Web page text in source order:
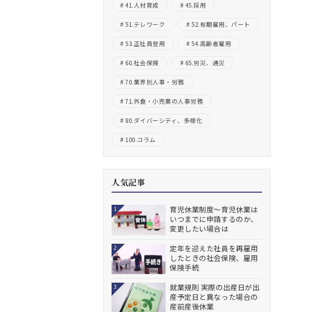
41.人材育成 45.採用
51.テレワーク 52.有期雇用、パート
53.正社員登用 54.高齢者雇用
60.社会保険 65.労災、通災
70.業界別人事・労務
71.外食・小売業の人事労務
80.ダイバーシティ、多様化
100.コラム
人気記事
1
育児休業制度～育児休業は
いつまでに申請するのか、
変更したい場合は
2
定年を迎えた社員を再雇用
したときの社会保険、雇用
保険手続
3
就業規則 実際の出産日が出
産予定日と異なった場合の
産前産後休業